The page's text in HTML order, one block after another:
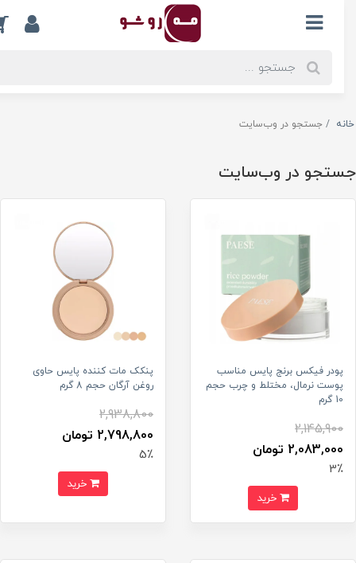
جستجو در وب‌سایت
در وب‌سایت
پودر فیکس برنج پایس مناسب
پوست نرمال، مختلط و چرب حجم
2,145,900
2,083,000 تومان
3٪
خرید
پنکک مات کننده پایس حاوی
روغن آرگان حجم 8 گرم
2,938,800
2,798,800 تومان
5٪
خرید